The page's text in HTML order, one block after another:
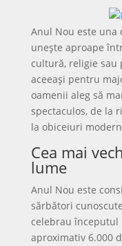
Anul Nou este
unește aproape
cultură, religie sau
aceeași pentru
oamenii aleg să
spectaculos, de la
la obiceiuri
Cea mai
lume
Anul Nou este
sărbători
celebrau
aproximativ 6.000